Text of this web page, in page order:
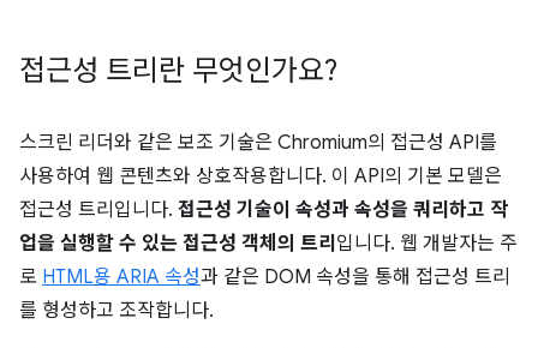
접근성 트리란 무엇인가요?
스크린 리더와 같은 보조 기술은 Chromium의 접근성 API를
사용하여 웹 콘텐츠와 상호작용합니다. 이 API의 기본 모델은
접근성 트리입니다. 접근성 기술이 속성과 속성을 쿼리하고 작
업을 실행할 수 있는 접근성 객체의 트리 입니다. 웹 개발자는 주
로 HTML용 ARIA 속성과 같은 DOM 속성을 통해 접근성 트리
를 형성하고 조작합니다.